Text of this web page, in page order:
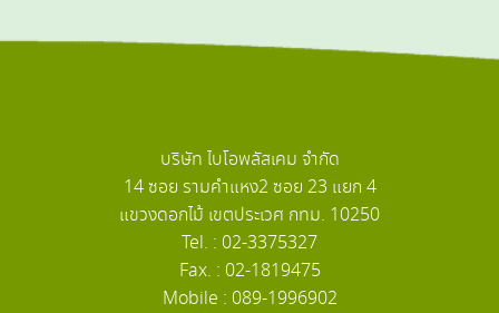
บริษัท ไบโอพลัสเคม จำกัด
14 ซอย รามคำแหง2 ซอย 23 แยก 4
แขวงดอกไม้ เขตประเวศ กทม. 10250
Tel. : 02-3375327
Fax. : 02-1819475
Mobile : 089-1996902